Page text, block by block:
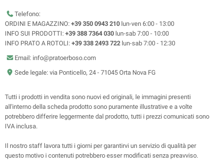
Telefono:
ORDINI E MAGAZZINO: +39 350 0943 210 lun-ven 6:00 - 13:00
INFO SUI PRODOTTI: +39 388 7364 030 lun-sab 7:00 - 10:00
INFO PRATO A ROTOLI: +39 338 2493 722 lun-sab 7:00 - 12:30
Email: info@pratoerboso.com
Sede legale: via Ponticello, 24 - 71045 Orta Nova FG
Tutti i prodotti in vendita sono nuovi ed originali, le immagini presenti
all'interno della scheda prodotto sono puramente illustrative e a volte
potrebbero differire leggermente dal prodotto, tutti i prezzi comunicati sono
IVA inclusa.
Il nostro staff lavora tutti i giorni per garantirvi un servizio di qualità per
questo motivo i contenuti potrebbero esser modificati senza preavviso.